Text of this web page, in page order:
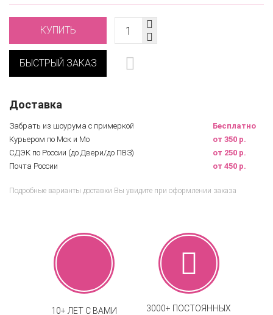
КУПИТЬ
БЫСТРЫЙ ЗАКАЗ
Доставка
Забрать из шоурума с примеркой
Бесплатно
Курьером по Мск и Мо
от 350 р.
СДЭК по России (до Двери/до ПВЗ)
от 250 р.
Почта России
от 450 р.
Подробные варианты доставки Вы увидите при оформлении заказа
10+ ЛЕТ С ВАМИ
3000+ ПОСТОЯННЫХ